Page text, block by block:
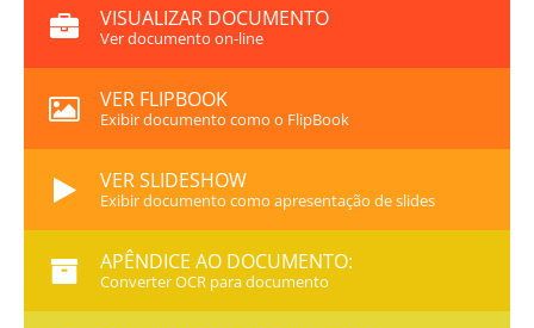
VISUALIZAR DOCUMENTO
Ver documento on-line
VER FLIPBOOK
Exibir documento como o FlipBook
VER SLIDESHOW
Exibir documento como apresentação de slides
APÊNDICE AO DOCUMENTO:
Converter OCR para documento